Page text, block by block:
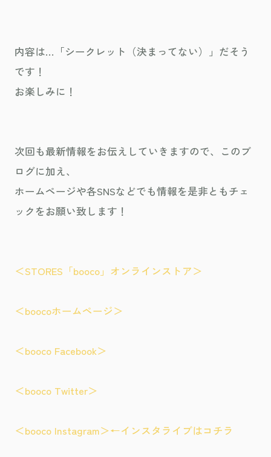
内容は…「シークレット（決まってない）」だそう
です！
お楽しみに！
次回も最新情報をお伝えしていきますので、このブ
ログに加え、
ホームページや各SNSなどでも情報を是非ともチェ
ックをお願い致します！
＜STORES「booco」オンラインストア＞
＜boocoホームページ＞
＜booco Facebook＞
＜booco Twitter＞
＜booco Instagram＞←インスタライブはコチラ